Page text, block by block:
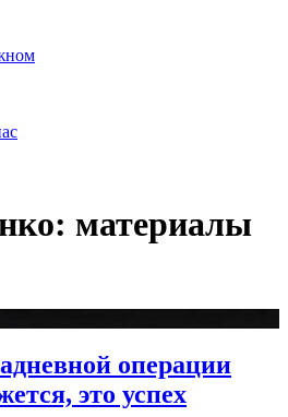
материалы
операции
это успех